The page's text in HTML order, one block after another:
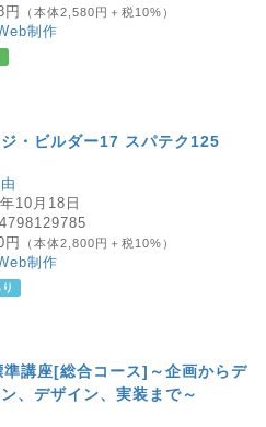
円 （本体2,580円＋税10%）
制作
・ビルダー17 スパテク125
10月18日
（本体2,800円＋税10%）
制作
講座[総合コース]～企画からデ
、デザイン、実装まで～